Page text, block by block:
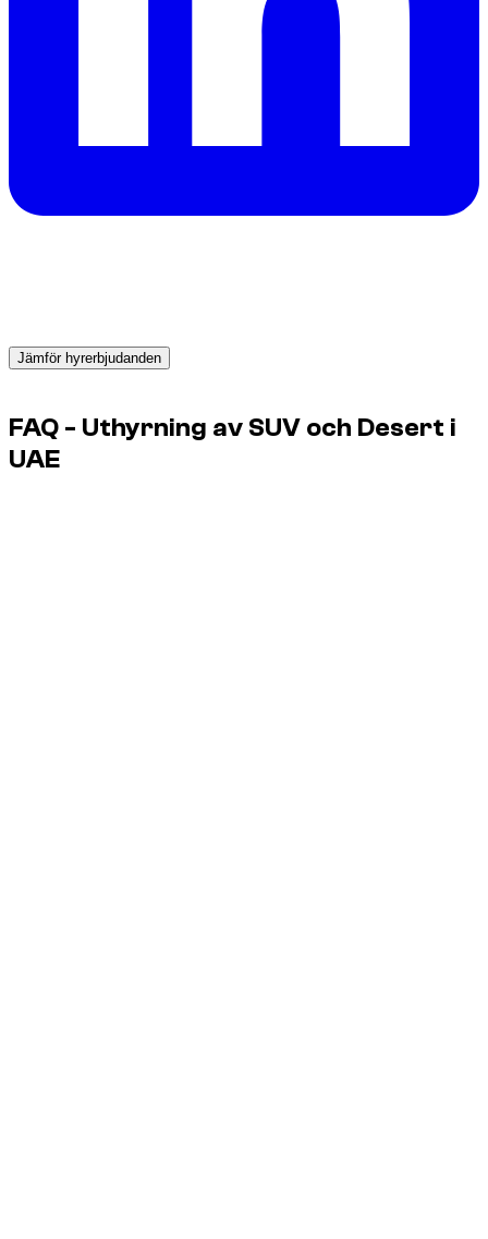
Jämför hyrerbjudanden
FAQ - Uthyrning av SUV och Desert i
UAE